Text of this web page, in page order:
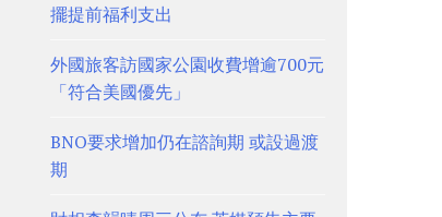
擺提前福利支出
外國旅客訪國家公園收費增逾700元
「符合美國優先」
BNO要求增加仍在諮詢期 或設過渡
期